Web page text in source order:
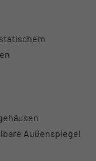
Außenspiegel